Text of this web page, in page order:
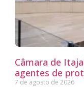
Câmara de
agentes de
7 de agosto de 2026